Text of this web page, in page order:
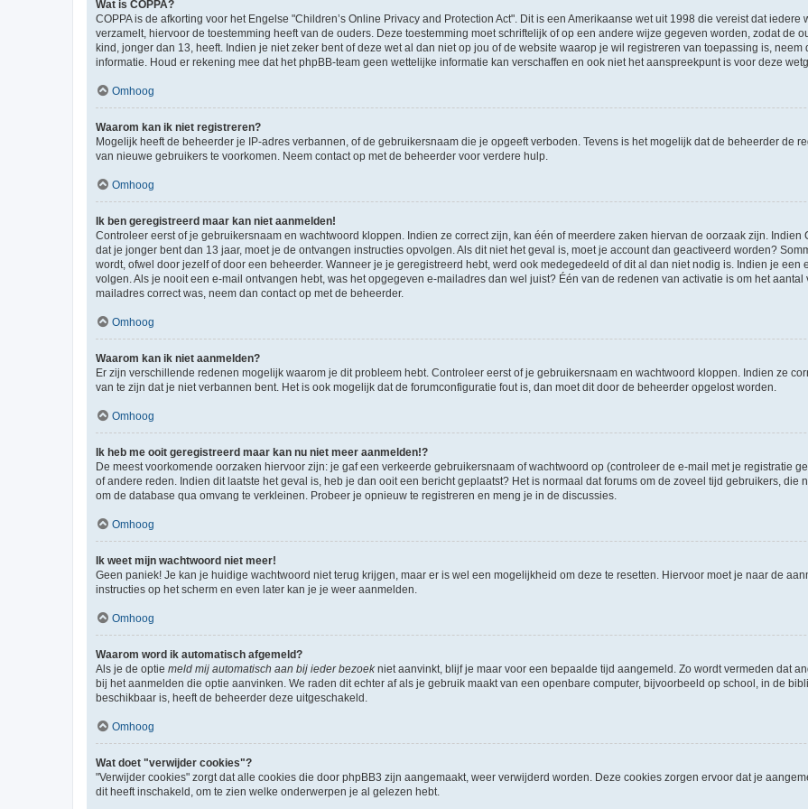
Wat is COPPA?
COPPA is de afkorting voor het Engelse "Children’s Online Privacy and Protection Act". Dit is een Amerikaanse wet uit 1998 die vereist dat
verzamelt, hiervoor de toestemming heeft van de ouders. Deze toestemming moet schriftelijk of op een andere wijze gegeven worden, zodat de
kind, jonger dan 13, heeft. Indien je niet zeker bent of deze wet al dan niet op jou of de website waarop je wil registreren van toepassing is,
informatie. Houd er rekening mee dat het phpBB-team geen wettelijke informatie kan verschaffen en ook niet het aanspreekpunt is voor deze
Omhoog
Waarom kan ik niet registreren?
Mogelijk heeft de beheerder je IP-adres verbannen, of de gebruikersnaam die je opgeeft verboden. Tevens is het mogelijk dat de beheerder de
van nieuwe gebruikers te voorkomen. Neem contact op met de beheerder voor verdere hulp.
Omhoog
Ik ben geregistreerd maar kan niet aanmelden!
Controleer eerst of je gebruikersnaam en wachtwoord kloppen. Indien ze correct zijn, kan één of meerdere zaken hiervan de oorzaak zijn.
dat je jonger bent dan 13 jaar, moet je de ontvangen instructies opvolgen. Als dit niet het geval is, moet je account dan geactiveerd worden?
wordt, ofwel door jezelf of door een beheerder. Wanneer je je geregistreerd hebt, werd ook medegedeeld of dit al dan niet nodig is. Indien je
volgen. Als je nooit een e-mail ontvangen hebt, was het opgegeven e-mailadres dan wel juist? Één van de redenen van activatie is om het
mailadres correct was, neem dan contact op met de beheerder.
Omhoog
Waarom kan ik niet aanmelden?
Er zijn verschillende redenen mogelijk waarom je dit probleem hebt. Controleer eerst of je gebruikersnaam en wachtwoord kloppen. Indien ze
van te zijn dat je niet verbannen bent. Het is ook mogelijk dat de forumconfiguratie fout is, dan moet dit door de beheerder opgelost worden.
Omhoog
Ik heb me ooit geregistreerd maar kan nu niet meer aanmelden!?
De meest voorkomende oorzaken hiervoor zijn: je gaf een verkeerde gebruikersnaam of wachtwoord op (controleer de e-mail met je registratie
of andere reden. Indien dit laatste het geval is, heb je dan ooit een bericht geplaatst? Het is normaal dat forums om de zoveel tijd gebruikers,
om de database qua omvang te verkleinen. Probeer je opnieuw te registreren en meng je in de discussies.
Omhoog
Ik weet mijn wachtwoord niet meer!
Geen paniek! Je kan je huidige wachtwoord niet terug krijgen, maar er is wel een mogelijkheid om deze te resetten. Hiervoor moet je naar de
instructies op het scherm en even later kan je je weer aanmelden.
Omhoog
Waarom word ik automatisch afgemeld?
Als je de optie meld mij automatisch aan bij ieder bezoekniet aanvinkt, blijf je maar voor een bepaalde tijd aangemeld. Zo wordt vermeden dat
bij het aanmelden die optie aanvinken. We raden dit echter af als je gebruik maakt van een openbare computer, bijvoorbeeld op school, in de
beschikbaar is, heeft de beheerder deze uitgeschakeld.
Omhoog
Wat doet "verwijder cookies"?
"Verwijder cookies" zorgt dat alle cookies die door phpBB3 zijn aangemaakt, weer verwijderd worden. Deze cookies zorgen ervoor dat je
dit heeft inschakeld, om te zien welke onderwerpen je al gelezen hebt.